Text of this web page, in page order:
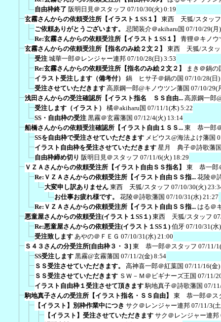
自由枠終了 阪明日見＠スタッフ 07/10/30(火) 0:19
玄霧さんからの依頼受注所【イラスト１SS１】
東西 天狐/スタッフ
ご依頼ありがとうございます。
忌闇装介＠akiharu国 07/10/29(月
Re:玄霧さんからの依頼受注所【イラスト１SS１】
青狸＠キノウ
玄霧さんからの依頼受注所【指名のみ絵２文２】
東西 天狐/スタ
受注 城華一郎＠レンジャー連邦 07/10/28(日) 3:53
Re:玄霧さんからの依頼受注所【指名のみ絵２文２】
まき＠鍋の
イラスト受注します（備考付）
鍋 ヒサ子＠鍋の国 07/10/28(日
受注させていただきます 高原鋼一郎@キノウツン藩国 07/10/29(
浅田さんからの受注確認所【イラスト指名 ＳＳ自由... 高原鋼一郎
受注します（イラスト）
橘＠akiharu国 07/11/1(木) 5:22
SS・自由枠の受注 黒霧＠玄霧藩国 07/12/4(火) 13:14
船橋さんからの依頼受注確認所【イラスト自由１ＳＳ... 東 恭一郎
SSを自由枠で受注させていただきます メビウス@海法よけ藩国
イラスト自由枠を受注させていただきます 星月 典子＠詩歌藩
自由枠締め切り 阪明日見＠スタッフ 07/11/6(火) 18:29
ＶＺＡさんからの依頼受注所【イラスト自由ＳＳ指名】
東 恭一郎
Re:ＶＺＡさんからの依頼受注所【イラスト自由ＳＳ指... 花陵＠
大変申し訳ありません 東西 天狐/スタッフ 07/10/30(火)
お仕事お疲れ様です。
花陵＠詩歌藩国 07/10/31(水) 21:27
Re:ＶＺＡさんからの依頼受注所【イラスト自由ＳＳ指... はる＠
悪童屋さんからの依頼受注(イラスト１SS１) 東西 天狐/スタッフ
Re:悪童屋さんからの依頼受注(イラスト１SS１) 伯牙 07/10/31(水
受注致します あやの＠ＦＥＧ 07/10/31(水) 21:00
Ｓ４３さんの分受注所[自由枠３・３] 東 恭一郎＠スタッフ 07/11/
SS受注します 黒霧@玄霧藩国 07/11/2(金) 8:54
ＳＳ受注させていただきます。
高神喜一郎＠紅葉国 07/11/16(金
ＳＳ受注させていただきます ＳＷ－Ｍ＠ビギナーズ王国 07/11/
イラスト自由枠１受注させて頂きます 駒地真子＠詩歌藩国 07/
駒地真子さんの受注所【イラスト指名・ＳＳ自由】
東 恭一郎＠ス
【イラスト】別枠作業中につき サク＠レンジャー連邦 07/11/3(
【イラスト】受注させていただきます サク＠レンジャー連邦